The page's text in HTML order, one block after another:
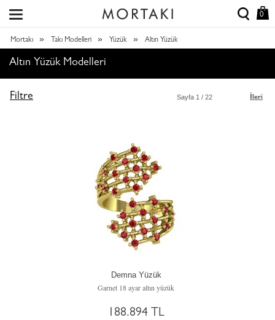
0
Mortakı » Takı Modelleri » Yüzük » Altın Yüzük
Altın Yüzük Modelleri
Filtre İleri
Sayfa 1 / 22
Demna Yüzük
Garnet 18 ayar altın yüzük
188.894 TL